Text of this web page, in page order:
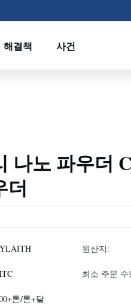
해결책 사건
나노 파우더
더
원산지:
최소 주문 수
톤/톤+달